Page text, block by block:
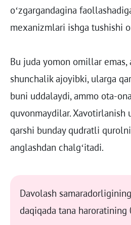
o‘zgargandagina
mexanizmlari ishga tushishi
Bu juda yomon omillar emas,
shunchalik ajoyibki, ularga
buni uddalaydi, ammo ota-
quvonmaydilar. Xavotirlanish
qarshi bunday qudratli
anglashdan chalg‘itadi.
Davolash
daqiqada tana haroratining